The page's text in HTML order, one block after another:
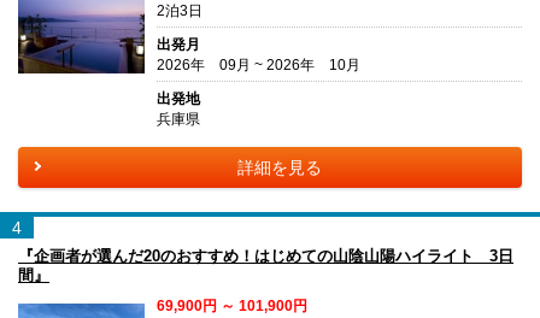
2泊3日
出発月
2026年 09月 ~ 2026年 10月
出発地
兵庫県
詳細を見る
4
『企画者が選んだ20のおすすめ！はじめての山陰山陽ハイライト 3日
間』
69,900円 ～ 101,900円